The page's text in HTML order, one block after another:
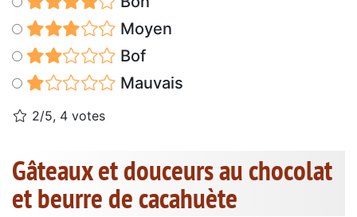
Moyen
Bof
Mauvais
2/5, 4 votes
Gâteaux et douceurs au chocolat
et beurre de cacahuète